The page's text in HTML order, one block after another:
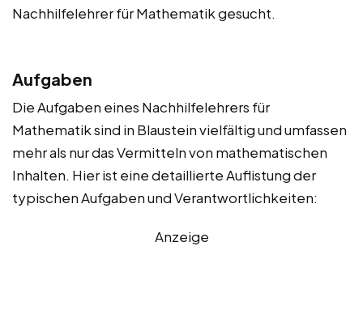
Nachhilfelehrer für Mathematik gesucht.
Aufgaben
Die Aufgaben eines Nachhilfelehrers für
Mathematik sind in Blaustein vielfältig und umfassen
mehr als nur das Vermitteln von mathematischen
Inhalten. Hier ist eine detaillierte Auflistung der
typischen Aufgaben und Verantwortlichkeiten:
Anzeige